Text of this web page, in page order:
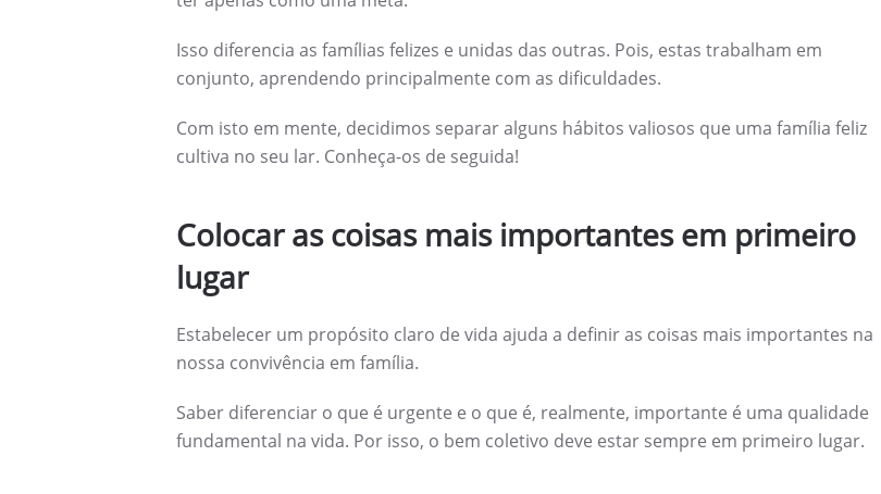
Isso diferencia as famílias felizes e unidas das outras. Pois, estas trabalham em
conjunto, aprendendo principalmente com as dificuldades.
Com isto em mente, decidimos separar alguns hábitos valiosos que uma família feliz
cultiva no seu lar. Conheça-os de seguida!
Colocar as coisas mais importantes em primeiro
lugar
Estabelecer um propósito claro de vida ajuda a definir as coisas mais importantes na
nossa convivência em família.
Saber diferenciar o que é urgente e o que é, realmente, importante é uma qualidade
fundamental na vida. Por isso, o bem coletivo deve estar sempre em primeiro lugar.